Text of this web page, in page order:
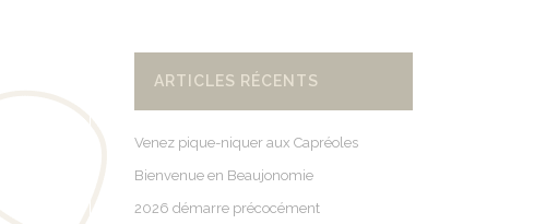
ARTICLES RÉCENTS
Venez pique-niquer aux Capréoles
Bienvenue en Beaujonomie
2026 démarre précocément